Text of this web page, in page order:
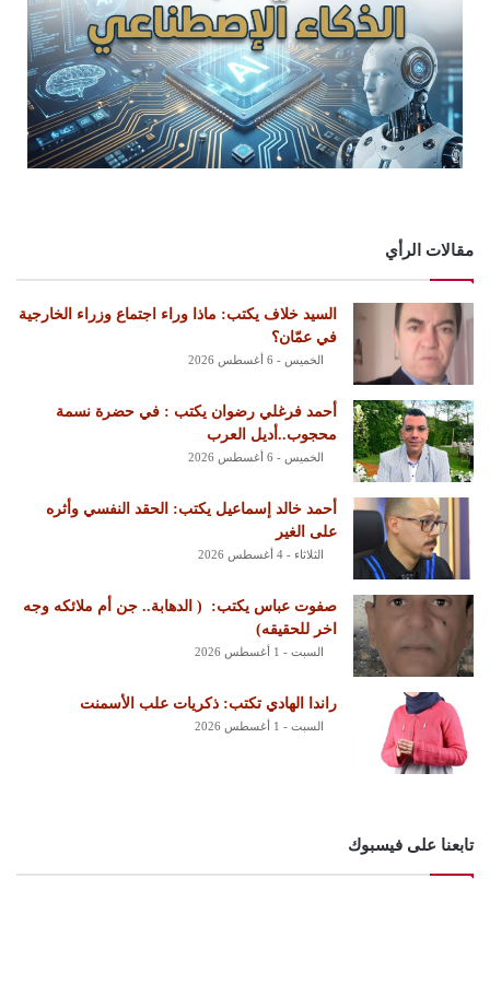
مقالات الرأي
السيد خلاف يكتب: ماذا وراء اجتماع وزراء الخارجية
في عمّان؟
الخميس - 6 أغسطس 2026
أحمد فرغلي رضوان يكتب : في حضرة نسمة
محجوب..أديل العرب
الخميس - 6 أغسطس 2026
أحمد خالد إسماعيل يكتب: الحقد النفسي وأثره
على الغير
الثلاثاء - 4 أغسطس 2026
‏صفوت عباس يكتب: ‏ ‏( الدهابة.. جن أم ملائكه وجه
اخر للحقيقه)
السبت - 1 أغسطس 2026
راندا الهادي تكتب: ذكريات علب الأسمنت
السبت - 1 أغسطس 2026
تابعنا على فيسبوك